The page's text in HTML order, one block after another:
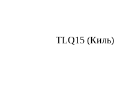
TLQ15 (Киль)